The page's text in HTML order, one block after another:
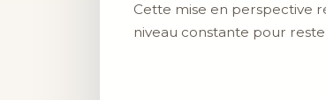
Cette mise en perspective
niveau constante pour